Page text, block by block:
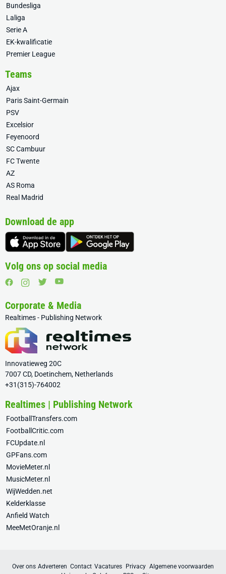
Bundesliga
Laliga
Serie A
EK-kwalificatie
Premier League
Teams
Ajax
Paris Saint-Germain
PSV
Excelsior
Feyenoord
SC Cambuur
FC Twente
AZ
AS Roma
Real Madrid
Download de app
Volg ons op social media
Corporate & Media
Realtimes - Publishing Network
Innovatieweg 20C
7007 CD, Doetinchem, Netherlands
+31(315)-764002
Realtimes | Publishing Network
FootballTransfers.com
FootballCritic.com
FCUpdate.nl
GPFans.com
MovieMeter.nl
MusicMeter.nl
WijWedden.net
Kelderklasse
Anfield Watch
MeeMetOranje.nl
Over ons Adverteren Contact Vacatures Privacy Algemene voorwaarden